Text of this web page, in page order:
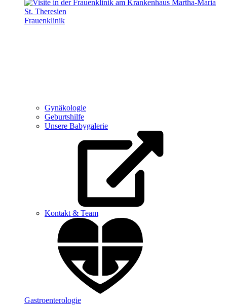
Frauenklinik
Gynäkologie
Geburtshilfe
Unsere Babygalerie
Kontakt & Team
Gastroenterologie